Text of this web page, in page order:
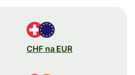
CHF na EUR